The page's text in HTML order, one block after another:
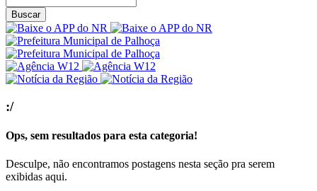
Buscar
:/
Ops, sem resultados para esta categoria!
Desculpe, não encontramos postagens nesta seção pra serem
exibidas aqui.